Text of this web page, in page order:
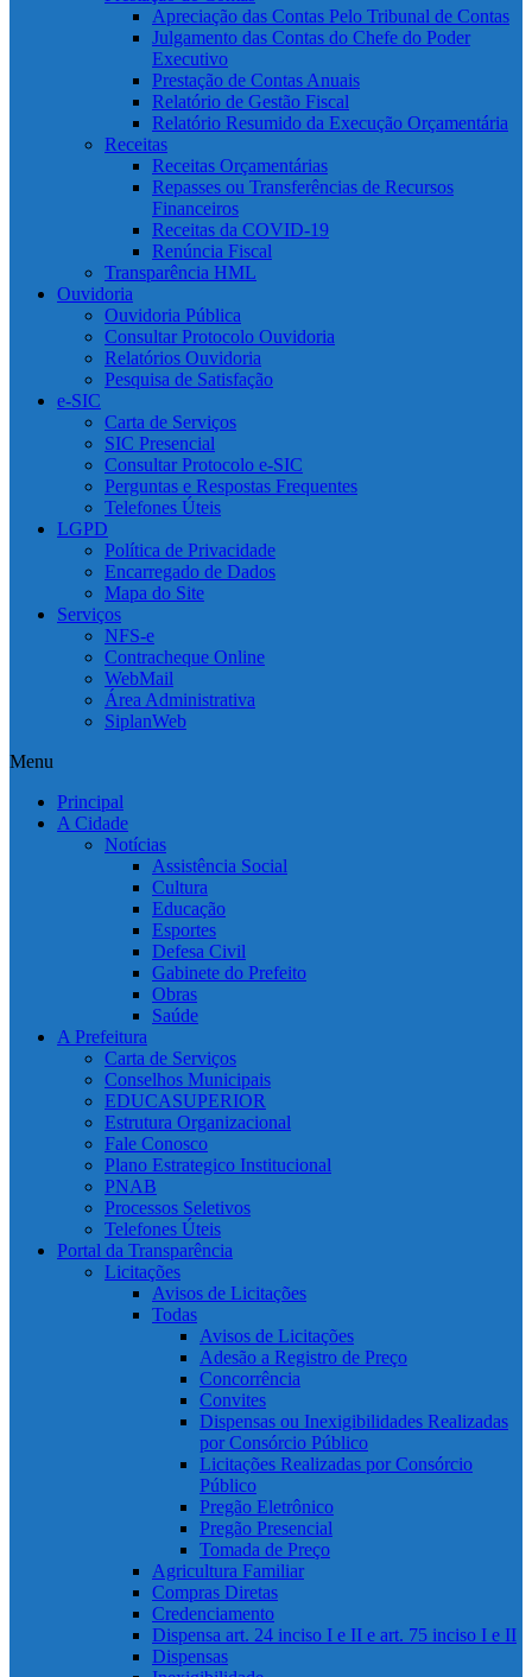
Apreciação das Contas Pelo Tribunal de Contas
Julgamento das Contas do Chefe do Poder
Executivo
Prestação de Contas Anuais
Relatório de Gestão Fiscal
Relatório Resumido da Execução Orçamentária
Receitas
Receitas Orçamentárias
Repasses ou Transferências de Recursos
Financeiros
Receitas da COVID-19
Renúncia Fiscal
Transparência HML
Ouvidoria
Ouvidoria Pública
Consultar Protocolo Ouvidoria
Relatórios Ouvidoria
Pesquisa de Satisfação
e-SIC
Carta de Serviços
SIC Presencial
Consultar Protocolo e-SIC
Perguntas e Respostas Frequentes
Telefones Úteis
LGPD
Política de Privacidade
Encarregado de Dados
Mapa do Site
Serviços
NFS-e
Contracheque Online
WebMail
Área Administrativa
SiplanWeb
Menu
Principal
A Cidade
Notícias
Assistência Social
Cultura
Educação
Esportes
Defesa Civil
Gabinete do Prefeito
Obras
Saúde
A Prefeitura
Carta de Serviços
Conselhos Municipais
EDUCASUPERIOR
Estrutura Organizacional
Fale Conosco
Plano Estrategico Institucional
PNAB
Processos Seletivos
Telefones Úteis
Portal da Transparência
Licitações
Avisos de Licitações
Todas
Avisos de Licitações
Adesão a Registro de Preço
Concorrência
Convites
Dispensas ou Inexigibilidades Realizadas
por Consórcio Público
Licitações Realizadas por Consórcio
Público
Pregão Eletrônico
Pregão Presencial
Tomada de Preço
Agricultura Familiar
Compras Diretas
Credenciamento
Dispensa art. 24 inciso I e II e art. 75 inciso I e II
Dispensas